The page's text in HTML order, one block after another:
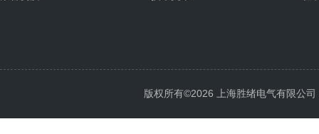
版权所有©2026 上海胜绪电气有限公